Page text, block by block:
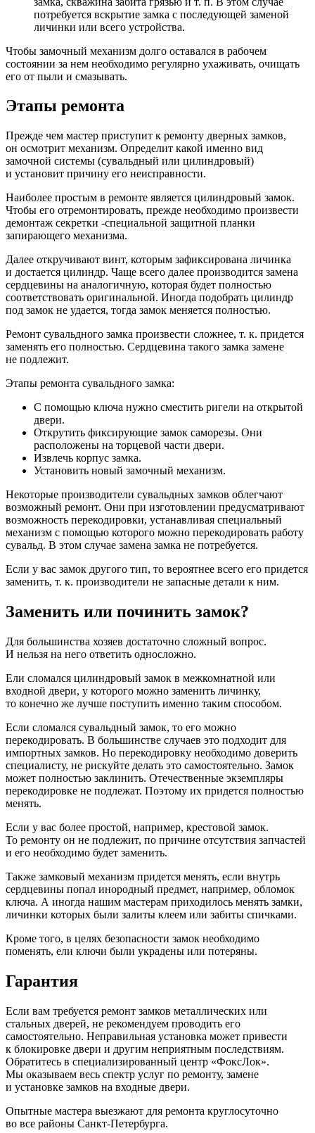
потребуется вскрытие замка с последующей заменой
личинки или всего устройства.
Чтобы замочный механизм долго оставался в рабочем
состоянии за нем необходимо регулярно ухаживать, очищать
его от пыли и смазывать.
Этапы ремонта
Прежде чем мастер приступит к ремонту дверных замков,
он осмотрит механизм. Определит какой именно вид
замочной системы (сувальдный или цилиндровый)
и установит причину его неисправности.
Наиболее простым в ремонте является цилиндровый замок.
Чтобы его отремонтировать, прежде необходимо произвести
демонтаж секретки -специальной защитной планки
запирающего механизма.
Далее откручивают винт, которым зафиксирована личинка
и достается цилиндр. Чаще всего далее производится замена
сердцевины на аналогичную, которая будет полностью
соответствовать оригинальной. Иногда подобрать цилиндр
под замок не удается, тогда замок меняется полностью.
Ремонт сувальдного замка произвести сложнее, т. к. придется
заменять его полностью. Сердцевина такого замка замене
не подлежит.
Этапы ремонта сувальдного замка:
С помощью ключа нужно сместить ригели на открытой
двери.
Открутить фиксирующие замок саморезы. Они
расположены на торцевой части двери.
Извлечь корпус замка.
Установить новый замочный механизм.
Некоторые производители сувальдных замков облегчают
возможный ремонт. Они при изготовлении предусматривают
возможность перекодировки, устанавливая специальный
механизм с помощью которого можно перекодировать работу
сувальд. В этом случае замена замка не потребуется.
Если у вас замок другого тип, то вероятнее всего его придется
заменить, т. к. производители не запасные детали к ним.
Заменить или починить замок?
Для большинства хозяев достаточно сложный вопрос.
И нельзя на него ответить односложно.
Ели сломался цилиндровый замок в межкомнатной или
входной двери, у которого можно заменить личинку,
то конечно же лучше поступить именно таким способом.
Если сломался сувальдный замок, то его можно
перекодировать. В большинстве случаев это подходит для
импортных замков. Но перекодировку необходимо доверить
специалисту, не рискуйте делать это самостоятельно. Замок
может полностью заклинить. Отечественные экземпляры
перекодировке не подлежат. Поэтому их придется полностью
менять.
Если у вас более простой, например, крестовой замок.
То ремонту он не подлежит, по причине отсутствия запчастей
и его необходимо будет заменить.
Также замковый механизм придется менять, если внутрь
сердцевины попал инородный предмет, например, обломок
ключа. А иногда нашим мастерам приходилось менять замки,
личинки которых были залиты клеем или забиты спичками.
Кроме того, в целях безопасности замок необходимо
поменять, ели ключи были украдены или потеряны.
Гарантия
Если вам требуется ремонт замков металлических или
стальных дверей, не рекомендуем проводить его
самостоятельно. Неправильная установка может привести
к блокировке двери и другим неприятным последствиям.
Обратитесь в специализированный центр «ФоксЛок».
Мы оказываем весь спектр услуг по ремонту, замене
и установке замков на входные двери.
Опытные мастера выезжают для ремонта круглосуточно
во все районы Санкт-Петербурга.